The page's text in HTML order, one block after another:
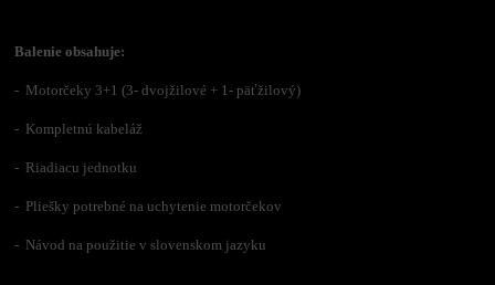
Balenie obsahuje:
- Motorčeky 3+1 (3- dvojžilové + 1- päťžilový)
- Kompletnú kabeláž
- Riadiacu jednotku
- Pliešky potrebné na uchytenie motorčekov
- Návod na použitie v slovenskom jazyku